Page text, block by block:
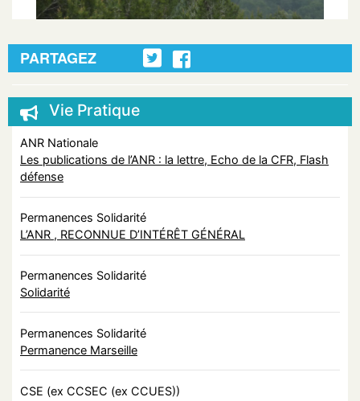
PARTAGEZ
Vie Pratique
ANR Nationale
Les publications de l’ANR : la lettre, Echo de la CFR, Flash
défense
Permanences Solidarité
L’ANR , RECONNUE D’INTÉRÊT GÉNÉRAL
Permanences Solidarité
Solidarité
Permanences Solidarité
Permanence Marseille
CSE (ex CCSEC (ex CCUES))